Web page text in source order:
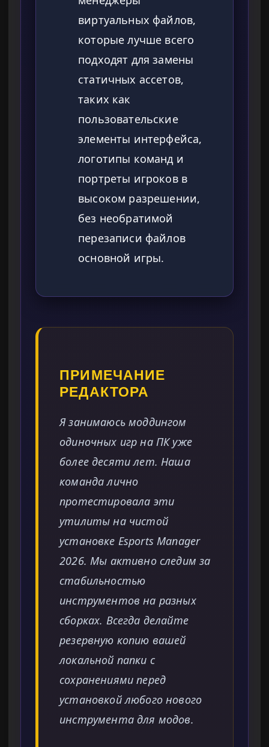
виртуальных файлов,
которые лучше всего
подходят для замены
статичных ассетов,
таких как
пользовательские
элементы интерфейса,
логотипы команд и
портреты игроков в
высоком разрешении,
без необратимой
перезаписи файлов
основной игры.
ПРИМЕЧАНИЕ
РЕДАКТОРА
Я занимаюсь моддингом
одиночных игр на ПК уже
более десяти лет. Наша
команда лично
протестировала эти
утилиты на чистой
установке Esports Manager
2026. Мы активно следим за
стабильностью
инструментов на разных
сборках. Всегда делайте
резервную копию вашей
локальной папки с
сохранениями перед
установкой любого нового
инструмента для модов.